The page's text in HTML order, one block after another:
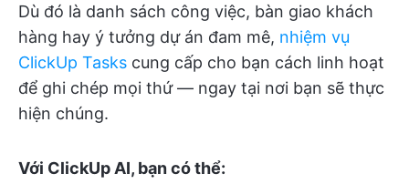
Dù đó là danh sách công việc, bàn giao khách
hàng hay ý tưởng dự án đam mê, nhiệm vụ
ClickUp Tasks cung cấp cho bạn cách linh hoạt
để ghi chép mọi thứ — ngay tại nơi bạn sẽ thực
hiện chúng.
Với ClickUp AI, bạn có thể: